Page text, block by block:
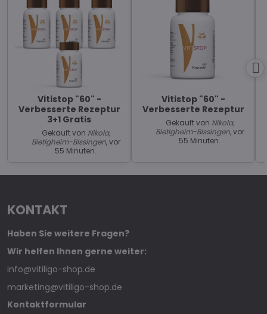
Vitistop "60" -
Verbesserte Rezeptur
3+1 Gratis
Gekauft von Nikola,
Bietigheim-Bissingen, vor
55 Minuten.
Vitistop "60" -
Verbesserte Rezeptur
Gekauft von Nikola,
Bietigheim-Bissingen, vor
55 Minuten.
KONTAKT
Haben Sie weitere Fragen?
Wir helfen Ihnen gerne weiter:
info@vitiligo-shop.de
marketing@vitiligo-shop.de
Kontaktformular